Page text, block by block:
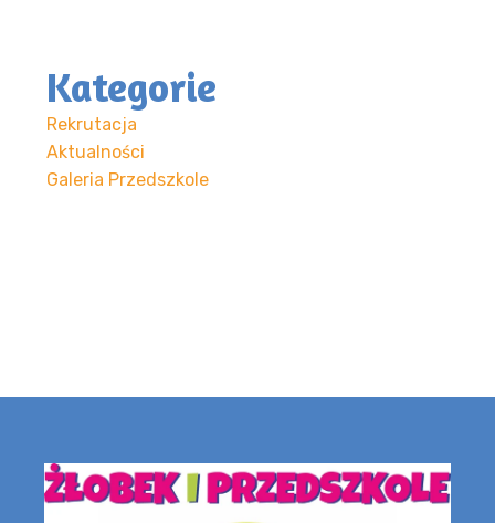
Kategorie
Rekrutacja
Aktualności
Galeria Przedszkole